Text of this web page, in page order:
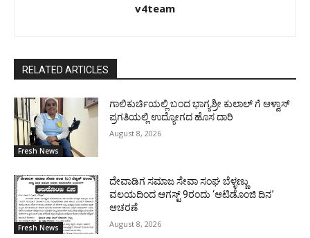
v4team
RELATED ARTICLES
Fresh News
ಗಾಲಿಕುರ್ಚಿಯಲ್ಲಿ ಬಂದ ಭಾಗ್ಯಶ್ರೀ ಕುಲಾಲ್ ಗೆ ಆಳ್ವಾಸ್
ಪ್ರಗತಿಯಲ್ಲಿ ಉದ್ಯೋಗದ ಹೊಸ ದಾರಿ
August 8, 2026
Fresh News
ದೇವಾಡಿಗ ಸಮಾಜ ಸೇವಾ ಸಂಘ ಬೆಳ್ಳಣ್ಣು
ವಲಯದಿಂದ ಆಗಸ್ಟ್ 9ರಂದು ‘ಆಟಿಡೊಂಜಿ ದಿನ’
ಆಚರಣೆ
August 8, 2026